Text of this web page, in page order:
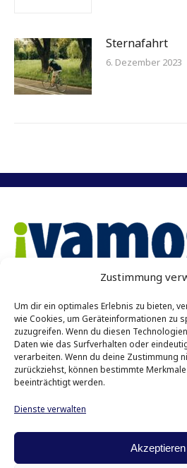
Zustimmung
Um dir ein optimales Erlebnis zu bieten,
wie Cookies, um Geräteinformationen zu
zuzugreifen. Wenn du diesen
Daten wie das Surfverhalten oder
verarbeiten. Wenn du deine Zustimmung
zurückziehst, können bestimmte
beeinträchtigt werden.
Dienste verwalten
Akzeptieren
Sternafahrt
6. Dezember 2023
Achtermannstr. 10 – 12
48143 Münster
Kontakt
Tel: 0251 45431
E-Mail:info@vamos-muenster.de
Datenschutz